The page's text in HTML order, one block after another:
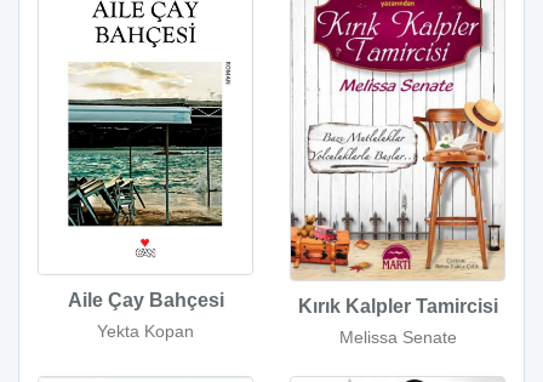
Aile Çay Bahçesi
Yekta Kopan
Kırık Kalpler Tamircisi
Melissa Senate